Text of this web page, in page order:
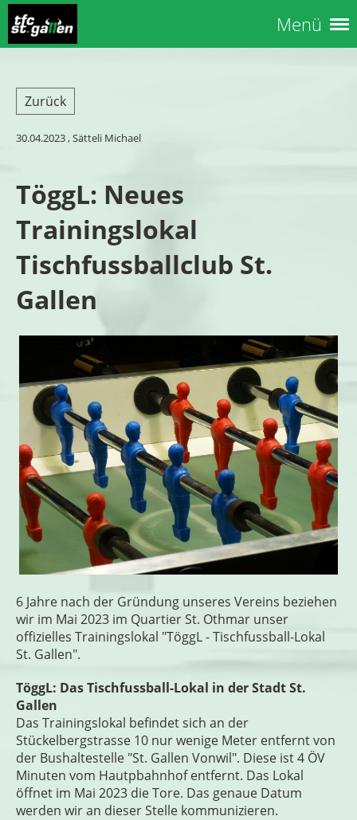
Menü
Zurück
30.04.2023, Sätteli Michael
TöggL: Neues
Trainingslokal
Tischfussballclub St.
Gallen
6 Jahre nach der Gründung unseres Vereins beziehen
wir im Mai 2023 im Quartier St. Othmar unser
offizielles Trainingslokal "TöggL - Tischfussball-Lokal
St. Gallen".
TöggL: Das Tischfussball-Lokal in der Stadt St.
Gallen
Das Trainingslokal befindet sich an der
Stückelbergstrasse 10 nur wenige Meter entfernt von
der Bushaltestelle "St. Gallen Vonwil". Diese ist 4 ÖV
Minuten vom Hautpbahnhof entfernt. Das Lokal
öffnet im Mai 2023 die Tore. Das genaue Datum
werden wir an dieser Stelle kommunizieren.